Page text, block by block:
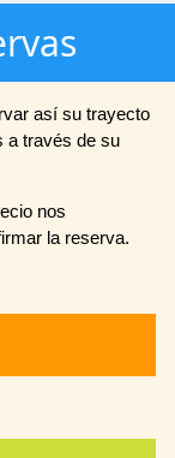
así su trayecto
a través de su
nos
la reserva.